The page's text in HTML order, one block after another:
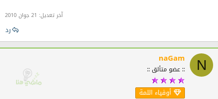
آخر تعديل: 21 جوان 2010
رد
N
naGam
:: عضو متألق ::
أوفياء اللمة